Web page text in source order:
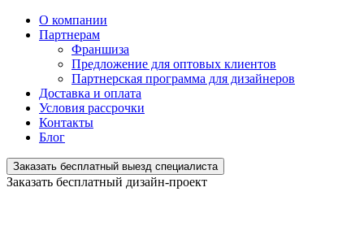
О компании
Партнерам
Франшиза
Предложение для оптовых клиентов
Партнерская программа для дизайнеров
Доставка и оплата
Условия рассрочки
Контакты
Блог
Заказать бесплатный выезд специалиста
Заказать бесплатный дизайн-проект